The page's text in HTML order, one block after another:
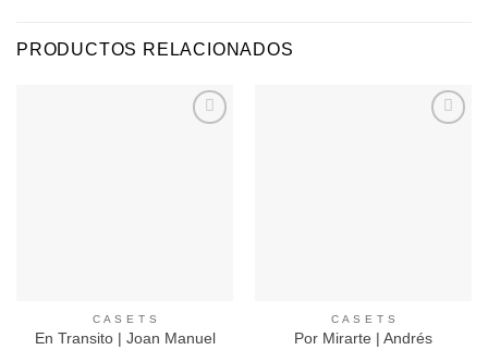
PRODUCTOS RELACIONADOS
C A S E T S
En Transito | Joan Manuel
C A S E T S
Por Mirarte | Andrés